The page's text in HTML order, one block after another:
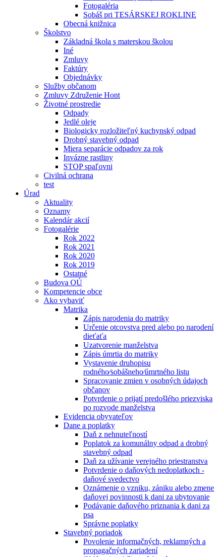
Fotogaléria
Sobáš pri TESÁRSKEJ ROKLINE
Obecná knižnica
Školstvo
Základná škola s materskou školou
Iné
Zmluvy
Faktúry
Objednávky
Služby občanom
Zmluvy Združenie Hont
Životné prostredie
Odpady
Jedlé oleje
Biologicky rozložiteľný kuchynský odpad
Drobný stavebný odpad
Miera separácie odpadov za rok
Invázne rastliny
STOP spaľovni
Civilná ochrana
test
Úrad
Aktuality
Oznamy
Kalendár akcií
Fotogalérie
Rok 2022
Rok 2021
Rok 2020
Rok 2019
Ostatné
Budova OÚ
Kompetencie obce
Ako vybaviť
Matrika
Zápis narodenia do matriky
Určenie otcovstva pred alebo po narodení
dieťaťa
Uzatvorenie manželstva
Zápis úmrtia do matriky
Vystavenie druhopisu
rodného⁄sobášneho⁄úmrtného listu
Spracovanie zmien v osobných údajoch
občanov
Potvrdenie o prijatí predošlého priezviska
po rozvode manželstva
Evidencia obyvateľov
Dane a poplatky
Daň z nehnuteľností
Poplatok za komunálny odpad a drobný
stavebný odpad
Daň za užívanie verejného priestranstva
Potvrdenie o daňových nedoplatkoch -
daňové svedectvo
Oznámenie o vzniku, zániku alebo zmene
daňovej povinnosti k dani za ubytovanie
Podávanie daňového priznania k dani za
psa
Správne poplatky
Stavebný poriadok
Povolenie informačných, reklamných a
propagačných zariadení